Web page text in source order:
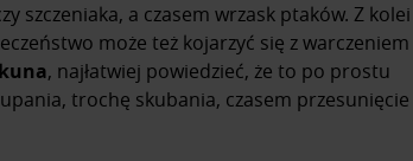
szczeniaka, a czasem wrzask ptaków. Z kolei
może też kojarzyć się z warczeniem
, najłatwiej powiedzieć, że to po prostu
trochę skubania, czasem przesunięcie